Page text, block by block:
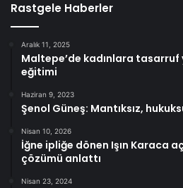
Rastgele Haberler
Aralık 11, 2025
Maltepe’de kadınlara
eğitimi
Haziran 9, 2023
Şenol Güneş: Mantıksız,
Nisan 10, 2026
İğne ipliğe dönen Işın Karaca
çözümü anlattı
Nisan 23, 2024